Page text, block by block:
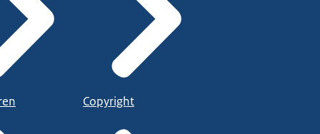
Copyright